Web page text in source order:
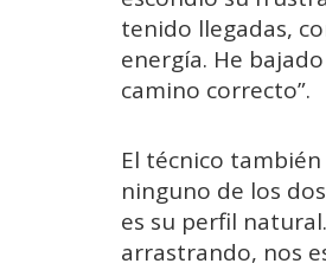
tenido llegadas,
energía. He
camino correcto”.
El técnico
ninguno de los
es su perfil
arrastrando, nos